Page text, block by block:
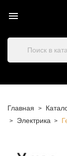

Главная
Электрика